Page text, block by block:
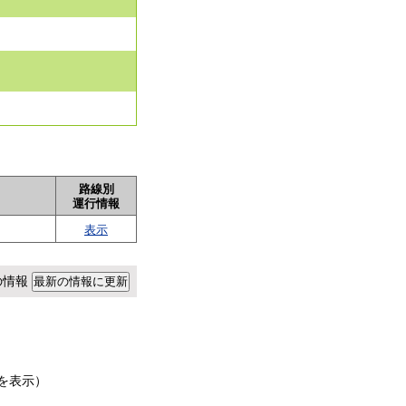
路線別
運行情報
表示
報
表示）